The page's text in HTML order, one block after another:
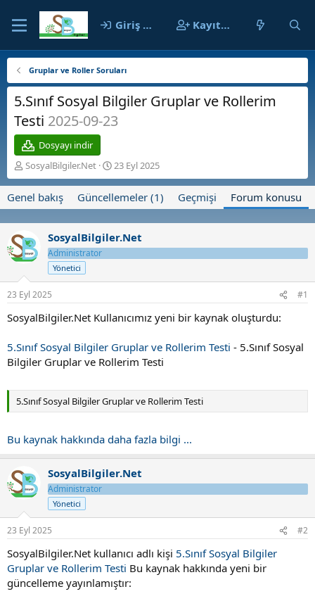
Giriş yap Kayıt ol
Gruplar ve Roller Soruları
5.Sınıf Sosyal Bilgiler Gruplar ve Rollerim
Testi 2025-09-23
Dosyayı indir
K
o
b
u
b
ş
l
a
t
SosyalBilgiler.Net
B
a
l
g
t
r
i
i
23 Eyl 2025
Genel bakış Güncellemeler (1) Geçmişi Forum konusu
SosyalBilgiler.Net
Administrator
Yönetici
23 Eyl 2025 #1
SosyalBilgiler.Net Kullanıcımız yeni bir kaynak oluşturdu:
5.Sınıf Sosyal Bilgiler Gruplar ve Rollerim Testi - 5.Sınıf Sosyal
Bilgiler Gruplar ve Rollerim Testi
5.Sınıf Sosyal Bilgiler Gruplar ve Rollerim Testi
Bu kaynak hakkında daha fazla bilgi ...
SosyalBilgiler.Net
Administrator
Yönetici
23 Eyl 2025 #2
SosyalBilgiler.Net kullanıcı adlı kişi 5.Sınıf Sosyal Bilgiler
Gruplar ve Rollerim Testi Bu kaynak hakkında yeni bir
güncelleme yayınlamıştır: